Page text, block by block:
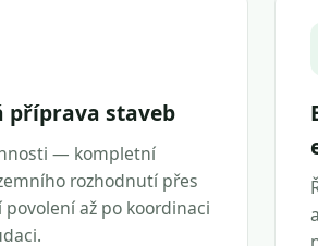
příprava staveb
— kompletní
rozhodnutí přes
povolení až po koordinaci